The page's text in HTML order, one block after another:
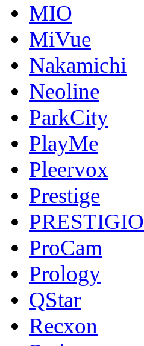
MIO
MiVue
Nakamichi
Neoline
ParkCity
PlayMe
Pleervox
Prestige
PRESTIGIO
ProCam
Prology
QStar
Recxon